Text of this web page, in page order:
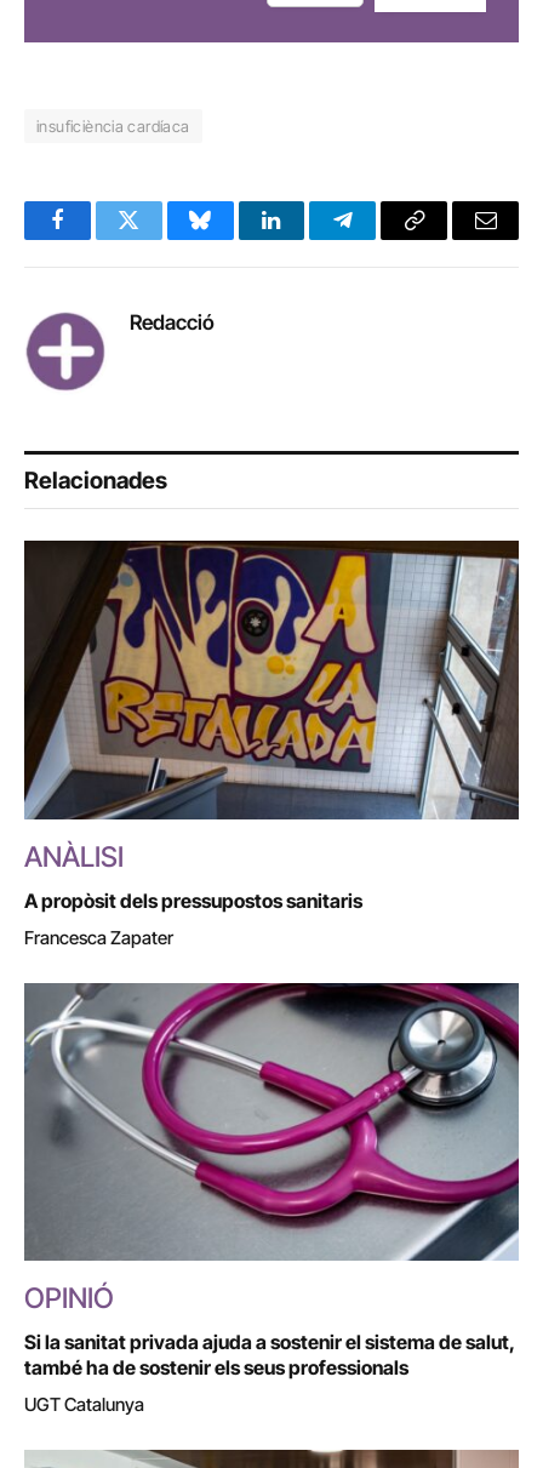
insuficiència cardíaca
FacebookTwitter BlueskyLinkedInTelegramCopy
Email
Redacció
Relacionades
ANÀLISI
A propòsit dels pressupostos sanitaris
Francesca Zapater
OPINIÓ
Si la sanitat privada ajuda a sostenir el sistema de salut,
també ha de sostenir els seus professionals
UGT Catalunya